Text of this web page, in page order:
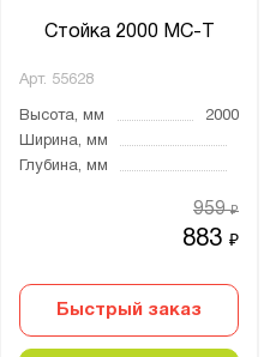
Стойка 2000 МС-Т
Арт. 55628
Высота, мм
2000
Ширина, мм
Глубина, мм
883₽
959₽
Быстрый заказ